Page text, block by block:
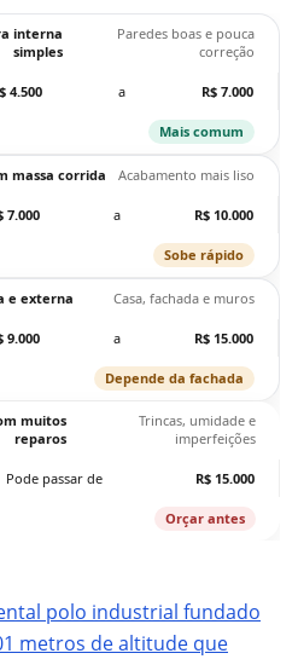
interna
simples
Paredes boas e pouca
correção
4.500 a R$ 7.000
Mais comum
massa corrida Acabamento mais liso
7.000 a R$ 10.000
Sobe rápido
e externa Casa, fachada e muros
9.000 a R$ 15.000
Depende da fachada
muitos
reparos
Trincas, umidade e
imperfeições
Pode passar de R$ 15.000
Orçar antes
polo industrial fundado
metros de altitude que